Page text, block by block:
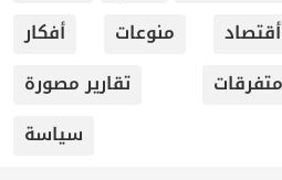
أقتصاد منوعات
أفكار
متفرقات
تقارير مصورة
سياسة